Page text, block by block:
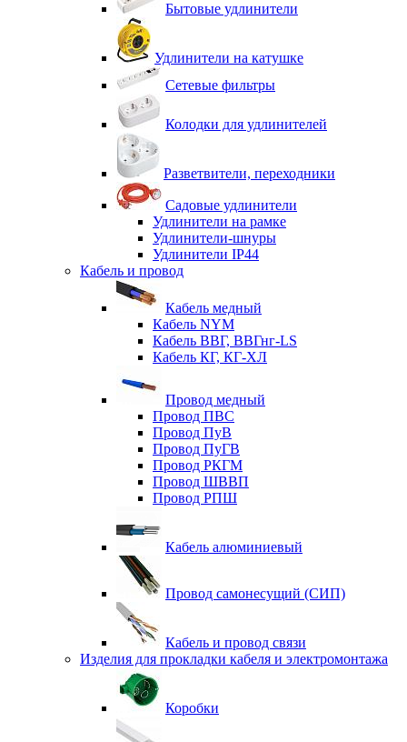
Бытовые удлинители
Удлинители на катушке
Сетевые фильтры
Колодки для удлинителей
Разветвители, переходники
Садовые удлинители
Удлинители на рамке
Удлинители-шнуры
Удлинители IP44
Кабель и провод
Кабель медный
Кабель NYM
Кабель ВВГ, ВВГнг-LS
Кабель КГ, КГ-ХЛ
Провод медный
Провод ПВС
Провод ПуВ
Провод ПуГВ
Провод РКГМ
Провод ШВВП
Провод РПШ
Кабель алюминиевый
Провод самонесущий (СИП)
Кабель и провод связи
Изделия для прокладки кабеля и электромонтажа
Коробки